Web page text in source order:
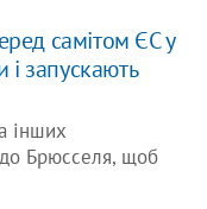
самітом ЄС у
і запускають
інших
до Брюсселя, щоб